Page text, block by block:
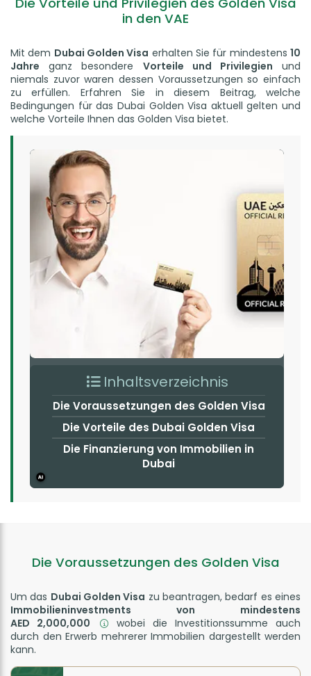
in den VAE
Mit dem Dubai Golden Visa erhalten Sie für mindestens10
Jahre ganz besondere Vorteile und Privilegien und
niemals zuvor waren dessen Voraussetzungen so einfach
zu erfüllen. Erfahren Sie in diesem Beitrag, welche
Bedingungen für das Dubai Golden Visa aktuell gelten und
welche Vorteile Ihnen das Golden Visa bietet.
Inhaltsverzeichnis
Die Voraussetzungen des Golden Visa
Die Vorteile des Dubai Golden Visa
Die Finanzierung von Immobilien in
Dubai
Die Voraussetzungen des Golden Visa
Um das Dubai Golden Visa zu beantragen, bedarf es eines
Immobilieninvestments von mindestens
AED 2,000,000
wobei die Investitionssumme auch
durch den Erwerb mehrerer Immobilien dargestellt werden
kann.